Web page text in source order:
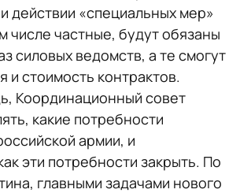
действии «специальных мер»
числе частные, будут обязаны
силовых ведомств, а те смогут
и стоимость контрактов.
Координационный совет
какие потребности
армии, и
эти потребности закрыть. По
главными задачами нового